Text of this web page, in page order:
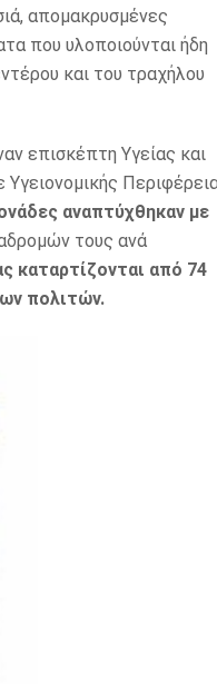
απομακρυσμένες
που υλοποιούνται ήδη
και του τραχήλου
επισκέπτη Υγείας και
αναπτύχθηκαν με
τους ανά
καταρτίζονται από 74
πολιτών.